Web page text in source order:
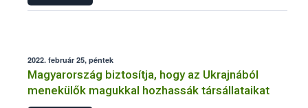
2022. február 25, péntek
Magyarország biztosítja, hogy az Ukrajnából
menekülők magukkal hozhassák társállataikat